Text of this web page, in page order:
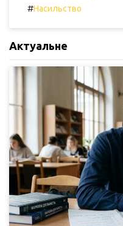
#Насильство
Актуальне